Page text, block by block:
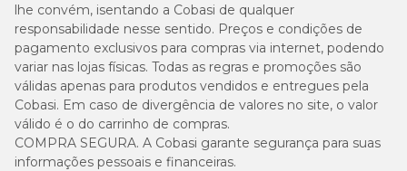
lhe convém, isentando a Cobasi de qualquer
responsabilidade nesse sentido. Preços e condições de
pagamento exclusivos para compras via internet, podendo
variar nas lojas físicas. Todas as regras e promoções são
válidas apenas para produtos vendidos e entregues pela
Cobasi. Em caso de divergência de valores no site, o valor
válido é o do carrinho de compras.
COMPRA SEGURA. A Cobasi garante segurança para suas
informações pessoais e financeiras.